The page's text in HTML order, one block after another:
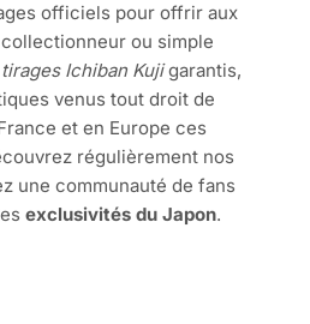
officiels pour offrir aux
ou simple
tirages Ichiban Kujigarantis,
venus tout droit de
et en Europe ces
régulièrement nos
une communauté de fans
exclusivités du Japon.